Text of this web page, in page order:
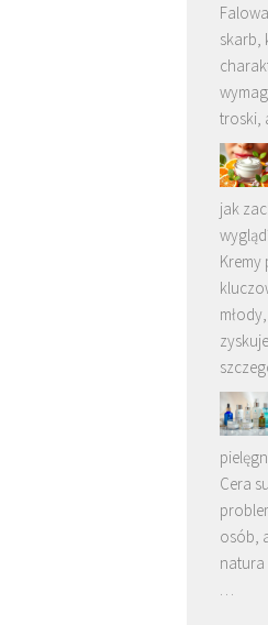
skarb,
troski,
jak
Kremy
Cera
osób,
natura
…